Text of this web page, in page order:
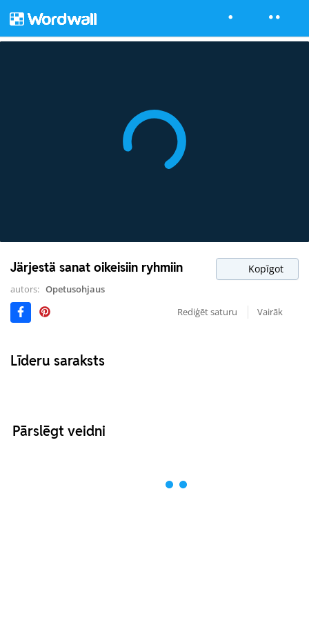
Järjestä sanat oikeisiin ryhmiin Kopīgot
autors: Opetusohjaus
Rediģēt saturu
Vairāk
Līderu saraksts
Pārslēgt veidni